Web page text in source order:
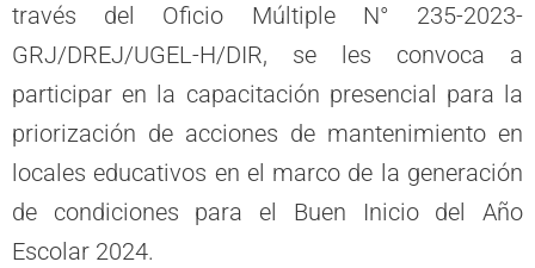
través del Oficio Múltiple N° 235-2023-
GRJ/DREJ/UGEL-H/DIR, se les convoca a
participar en la capacitación presencial para la
priorización de acciones de mantenimiento en
locales educativos en el marco de la generación
de condiciones para el Buen Inicio del Año
Escolar 2024.